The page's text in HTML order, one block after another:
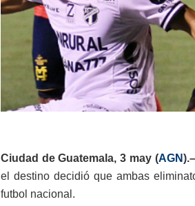
Ciudad de Guatemala, 3 may (AGN).–
el destino decidió que ambas
futbol nacional.